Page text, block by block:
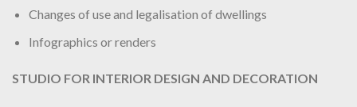
Changes of use and legalisation of dwellings
Infographics or renders
STUDIO FOR INTERIOR DESIGN AND DECORATION